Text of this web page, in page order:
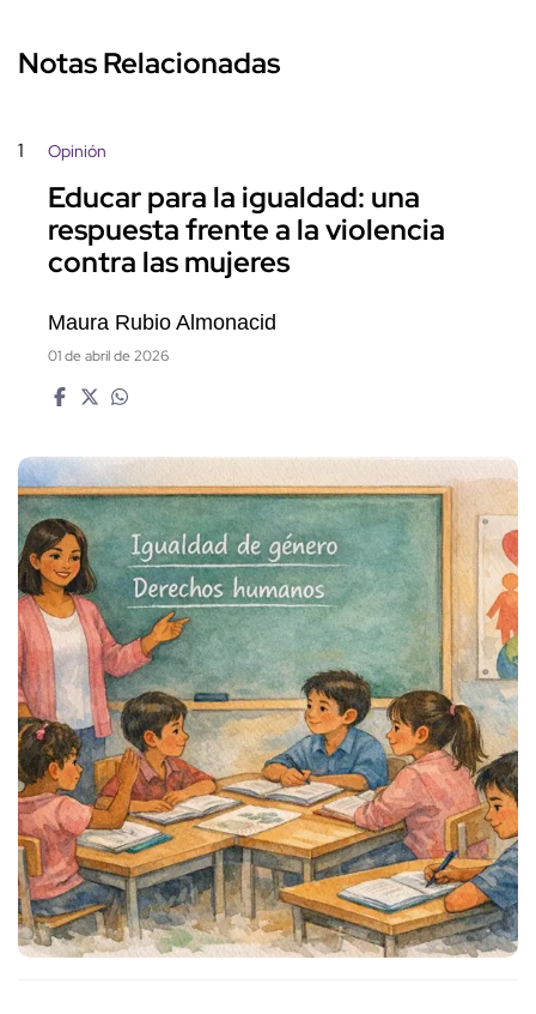
Notas Relacionadas
1 Opinión
Educar para la igualdad: una
respuesta frente a la violencia
contra las mujeres
Maura Rubio Almonacid
01 de abril de 2026